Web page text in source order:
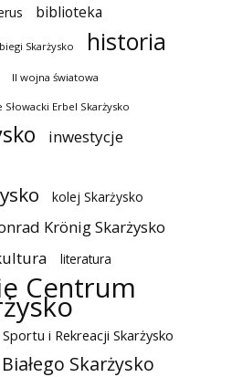
biblioteka
biegi Skarżysko historia
II wojna światowa
Erbel Skarżysko
inwestycje
kolej Skarżysko
Krönig Skarżysko
literatura
Centrum
i Rekreacji Skarżysko
Skarżysko